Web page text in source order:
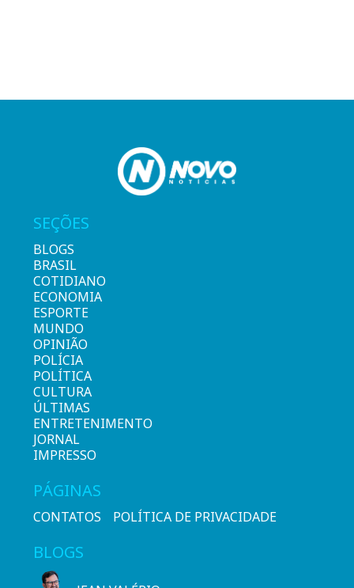
SEÇÕES
BLOGS
BRASIL
COTIDIANO
ECONOMIA
ESPORTE
MUNDO
OPINIÃO
POLÍCIA
POLÍTICA
CULTURA
ÚLTIMAS
ENTRETENIMENTO
JORNAL
IMPRESSO
PÁGINAS
CONTATOS POLÍTICA DE PRIVACIDADE
BLOGS